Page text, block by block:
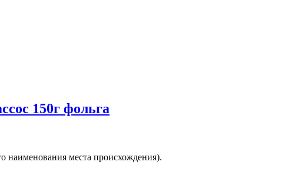
150г фольга
наименования места происхождения).